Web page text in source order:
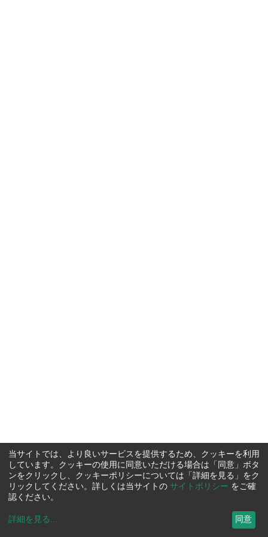
当サイトでは、より良いサービスを提供するため、クッキーを利用
しています。クッキーの使用に同意いただける場合は「同意」ボタ
ンをクリックし、クッキーポリシーについては「詳細を見る」をク
リックしてください。詳しくは当サイトの サイトポリシー をご確
認ください。
詳細を見る ... 同意